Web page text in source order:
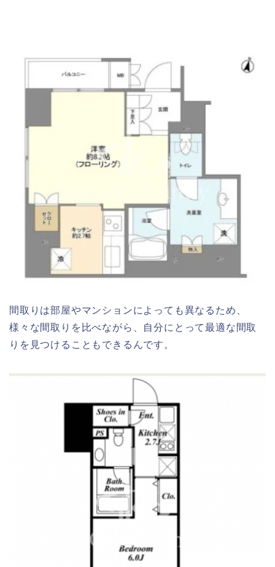
間取りは部屋やマンションによっても異なるため、
様々な間取りを比べながら、自分にとって最適な間取
りを見つけることもできるんです。